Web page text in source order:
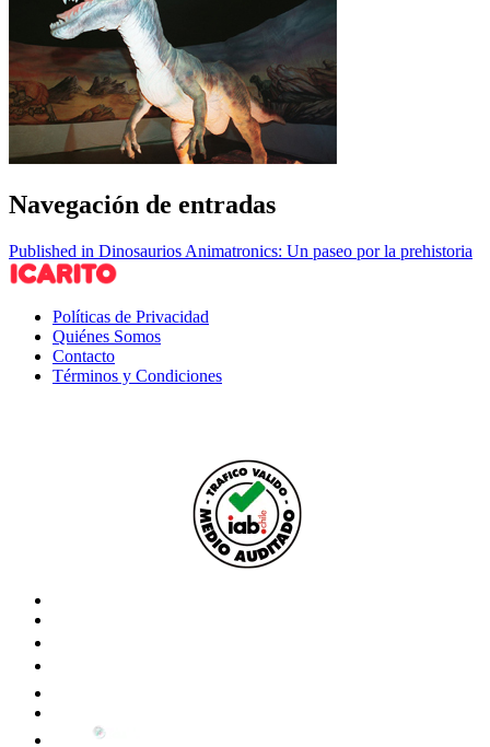
Navegación de entradas
Published in Dinosaurios Animatronics: Un paseo por la prehistoria
Políticas de Privacidad
Quiénes Somos
Contacto
Términos y Condiciones